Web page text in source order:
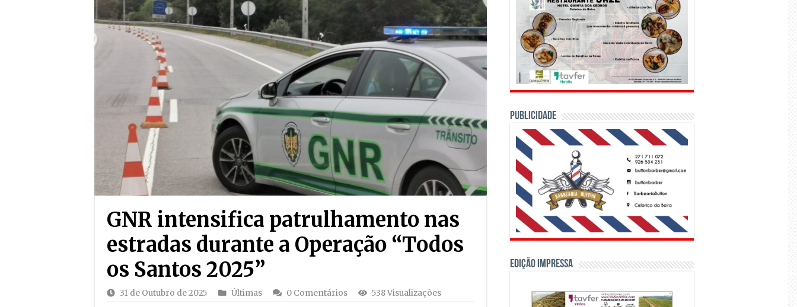
GNR intensifica patrulhamento nas
estradas durante a Operação “Todos
os Santos 2025”
31 de Outubro de 2025 Últimas 0 Comentários 538 Visualizações
PUBLICIDADE
Edição Impressa